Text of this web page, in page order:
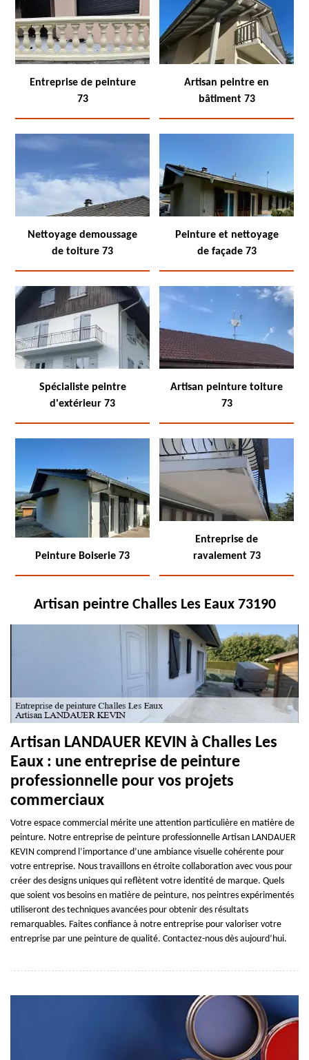
Entreprise de peinture
73
Artisan peintre en
bâtiment 73
Nettoyage demoussage
de toiture 73
Peinture et nettoyage
de façade 73
Spécialiste peintre
d'extérieur 73
Artisan peinture toiture
73
Peinture Boiserie 73
Entreprise de
ravalement 73
Artisan peintre Challes Les Eaux 73190
Artisan LANDAUER KEVIN à Challes Les
Eaux : une entreprise de peinture
professionnelle pour vos projets
commerciaux
Votre espace commercial mérite une attention particulière en matière de
peinture. Notre entreprise de peinture professionnelle Artisan LANDAUER
KEVIN comprend l’importance d’une ambiance visuelle cohérente pour
votre entreprise. Nous travaillons en étroite collaboration avec vous pour
créer des designs uniques qui reflètent votre identité de marque. Quels
que soient vos besoins en matière de peinture, nos peintres expérimentés
utiliseront des techniques avancées pour obtenir des résultats
remarquables. Faites confiance à notre entreprise pour valoriser votre
entreprise par une peinture de qualité. Contactez-nous dès aujourd’hui.